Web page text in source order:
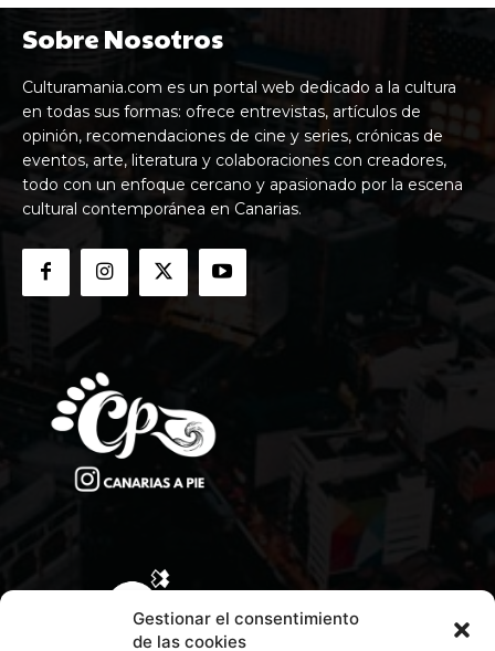
Gestionar el consentimiento
de las cookies
Sobre Nosotros
Culturamania.com es un portal web dedicado a la cultura
en todas sus formas: ofrece entrevistas, artículos de
opinión, recomendaciones de cine y series, crónicas de
eventos, arte, literatura y colaboraciones con creadores,
todo con un enfoque cercano y apasionado por la escena
cultural contemporánea en Canarias.